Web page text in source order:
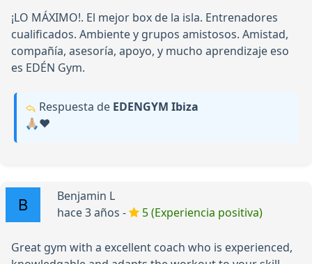
¡LO MÁXIMO!. El mejor box de la isla. Entrenadores
cualificados. Ambiente y grupos amistosos. Amistad,
compañía, asesoría, apoyo, y mucho aprendizaje eso
es EDÉN Gym.
Respuesta de EDENGYM Ibiza
🙏🏼❤️
Benjamin L
hace 3 años -
5 (Experiencia positiva)
Great gym with a excellent coach who is experienced,